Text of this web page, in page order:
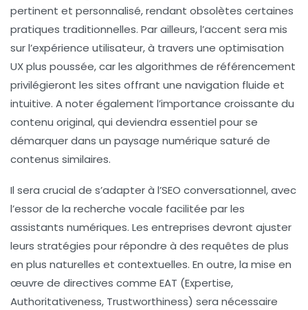
pertinent et personnalisé, rendant obsolètes certaines
pratiques traditionnelles. Par ailleurs, l’accent sera mis
sur l’expérience utilisateur, à travers une optimisation
UX plus poussée, car les algorithmes de référencement
privilégieront les sites offrant une navigation fluide et
intuitive. A noter également l’importance croissante du
contenu original, qui deviendra essentiel pour se
démarquer dans un paysage numérique saturé de
contenus similaires.
Il sera crucial de s’adapter à l’SEO conversationnel, avec
l’essor de la recherche vocale facilitée par les
assistants numériques. Les entreprises devront ajuster
leurs stratégies pour répondre à des requêtes de plus
en plus naturelles et contextuelles. En outre, la mise en
œuvre de directives comme EAT (Expertise,
Authoritativeness, Trustworthiness) sera nécessaire